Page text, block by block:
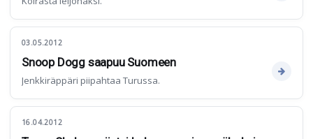
03.05.2012
Snoop Dogg saapuu Suomeen
Jenkkiräppäri piipahtaa Turussa.
16.04.2012